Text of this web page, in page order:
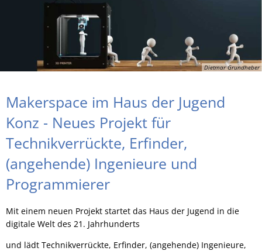
Dietmar Grundheber
Makerspace im Haus der Jugend
Konz - Neues Projekt für
Technikverrückte, Erfinder,
(angehende) Ingenieure und
Programmierer
Mit einem neuen Projekt startet das Haus der Jugend in die
digitale Welt des 21. Jahrhunderts
und lädt Technikverrückte, Erfinder, (angehende) Ingenieure,